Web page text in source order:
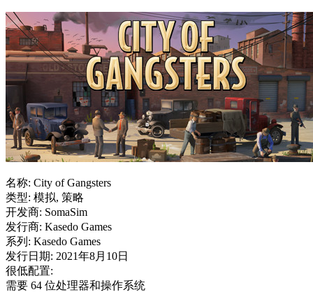
名称: City of Gangsters
类型: 模拟, 策略
开发商: SomaSim
发行商: Kasedo Games
系列: Kasedo Games
发行日期: 2021年8月10日
很低配置:
需要 64 位处理器和操作系统